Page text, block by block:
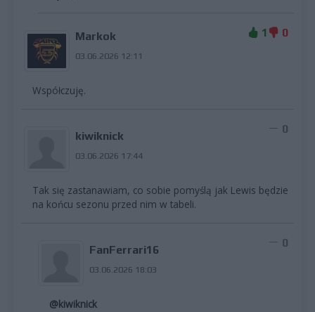
Markok
03.06.2026 12:11
1 0
Współczuję.
kiwiknick
03.06.2026 17:44
0
Tak się zastanawiam, co sobie pomyślą jak Lewis będzie
na końcu sezonu przed nim w tabeli.
FanFerrari16
03.06.2026 18:03
0
@kiwiknick